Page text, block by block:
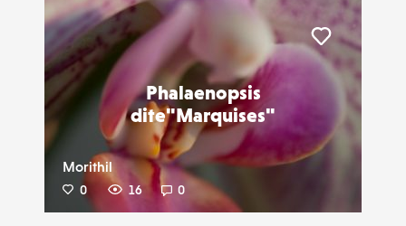
Phalaenopsis
dite"Marquises"
Morithil
0 16 0
Liker